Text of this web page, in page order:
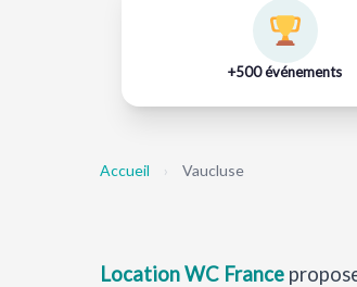
+500 événements
Accueil › Vaucluse
Location WC France